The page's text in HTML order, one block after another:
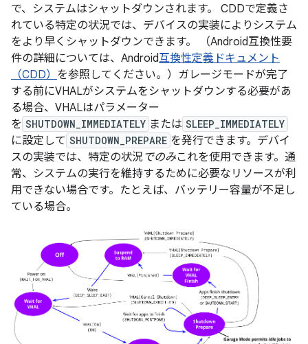
で、システムはシャットダウンされます。 CDDで定義さ
れている特定の状況では、デバイスの実装によりシステム
をより早くシャットダウンできます。 （Android互換性要
件の詳細については、Android互換性定義ドキュメント
（CDD） を参照してください。）ガレージモードが完了
する前にVHALがシステムをシャットダウンする必要があ
る場合、VHALはパラメーター
を SHUTDOWN_IMMEDIATELY または SLEEP_IMMEDIATELY
に設定して SHUTDOWN_PREPARE を発行できます。デバイ
スの実装では、特定の状況 でのみこれを使用できます。通
常、システムの実行を維持するために必要なリソースが利
用できない場合です。たとえば、バッテリー容量が不足し
ている場合。